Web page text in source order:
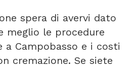
spera di avervi dato
meglio le procedure
a Campobasso e i costi
cremazione. Se siete